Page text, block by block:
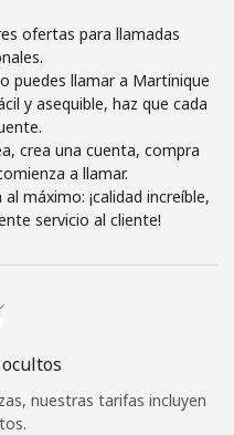
con
ofertas para llamadas
puedes llamar a Martinique
y asequible, haz que cada
crea una cuenta, compra
a llamar.
máximo: ¡calidad increíble,
servicio al cliente!
nuestras tarifas incluyen